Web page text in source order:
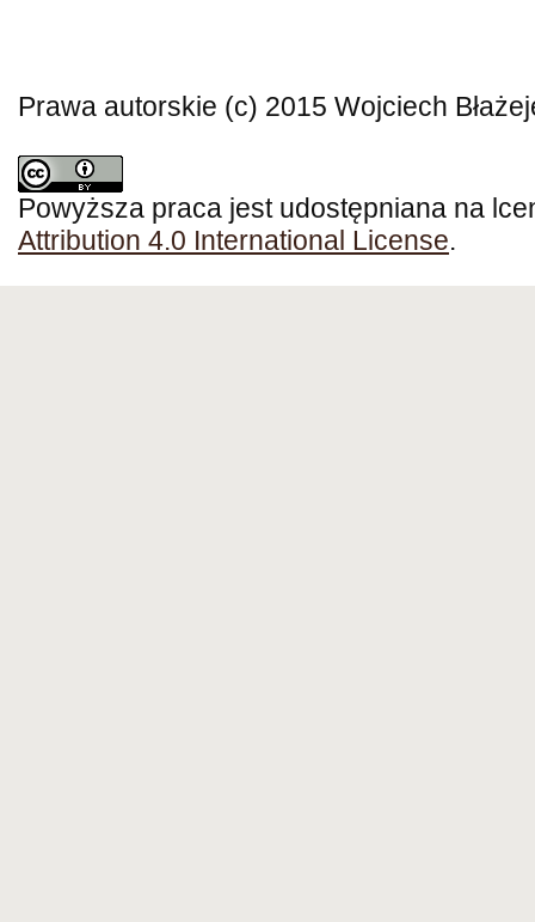
Prawa autorskie (c) 2015 Wojciech
Powyższa praca jest udostępniana na
Attribution 4.0 International License.